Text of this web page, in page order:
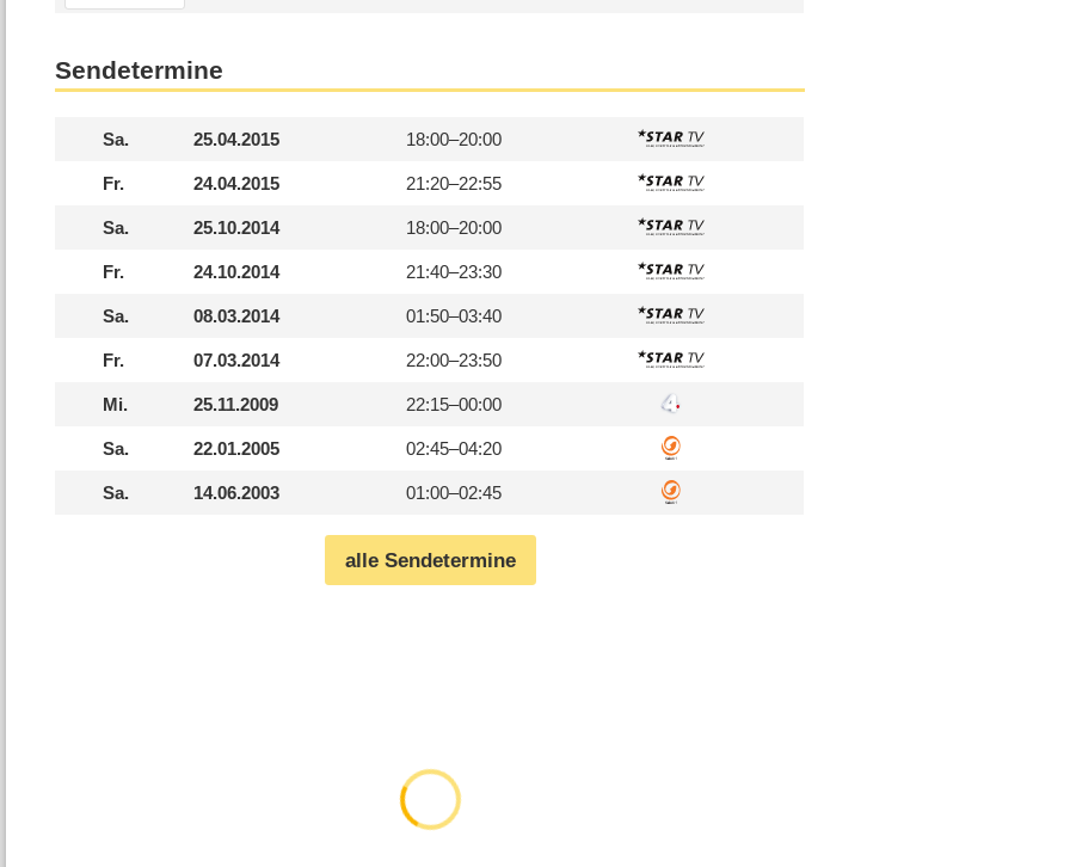
Sendetermine
Sa. 25.04.2015 18:00–20:00
Fr. 24.04.2015 21:20–22:55
Sa. 25.10.2014 18:00–20:00
Fr. 24.10.2014 21:40–23:30
Sa. 08.03.2014 01:50–03:40
Fr. 07.03.2014 22:00–23:50
Mi. 25.11.2009 22:15–00:00
Sa. 22.01.2005 02:45–04:20
Sa. 14.06.2003 01:00–02:45
alle Sendetermine